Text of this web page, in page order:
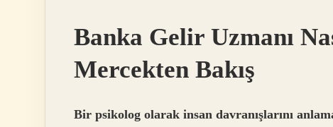
Banka Gelir Uzmanı
Mercekten Bakış
Bir psikolog olarak insan davranışlarını